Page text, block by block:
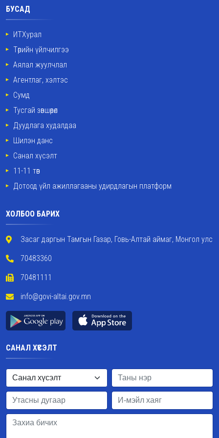
БУСАД
ИТХурал
Төрийн үйлчилгээ
Аялал жуулчлал
Агентлаг, хэлтэс
Сумд
Тусгай зөвшөөрөл
Дуудлага худалдаа
Шилэн данс
Санал хүсэлт
11-11 төв
Дотоод үйл ажиллагааны удирдлагын платформ
ХОЛБОО БАРИХ
Засаг даргын Тамгын Газар, Говь-Алтай аймаг, Монгол улс
70483360
70481111
info@govi-altai.gov.mn
САНАЛ ХҮСЭЛТ